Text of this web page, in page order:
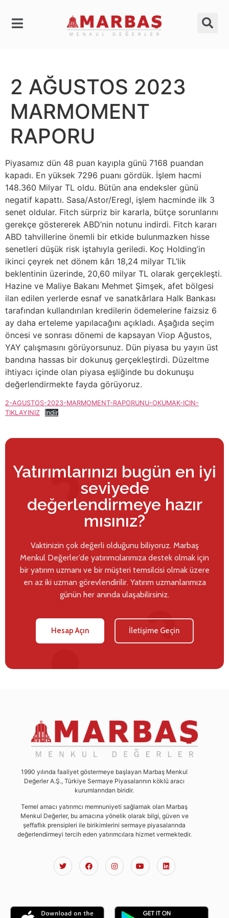
2 AĞUSTOS 2023
MARMOMENT
RAPORU
Piyasamız dün 48 puan kayıpla günü 7168 puandan
kapadı. En yüksek 7296 puanı gördük. İşlem hacmi
148.360 Milyar TL oldu. Bütün ana endeksler günü
negatif kapattı. Sasa/Astor/Eregl, işlem hacminde ilk 3
senet oldular. Fitch sürpriz bir kararla, bütçe sorunlarını
gerekçe göstererek ABD’nin notunu indirdi. Fitch kararı
ABD tahvillerine önemli bir etkide bulunmazken hisse
senetleri düşük risk iştahıyla geriledi. Koç Holding’in
ikinci çeyrek net dönem kârı 18,24 milyar TL’lik
beklentinin üzerinde, 20,60 milyar TL olarak gerçekleşti.
Hazine ve Maliye Bakanı Mehmet Şimşek, afet bölgesi
ilan edilen yerlerde esnaf ve sanatkârlara Halk Bankası
tarafından kullandırılan kredilerin ödemelerine faizsiz 6
ay daha erteleme yapılacağını açıkladı. Aşağıda seçim
öncesi ve sonrası dönemi de kapsayan Viop Ağustos,
YAY çalışmasını görüyorsunuz. Dün piyasa bu yayın üst
bandına hassas bir dokunuş gerçekleştirdi. Düzeltme
ihtiyacı içinde olan piyasa eşliğinde bu dokunuşu
değerlendirmekte fayda görüyoruz.
2-AGUSTOS-2023-MARMOMENT-RAPORUNU-OKUMAK-ICIN-
TIKLAYINIZ
İndir
Yatırımlarınızı bugün en iyi
seviyede
değerlendirmeye hazır
mısınız?
Vaktinizin çok değerli olduğunu biliyoruz. Marbaş
Menkul Değerler’de yatırımcılarımıza destek olmak için
bir yatırım uzmanı ve bir müşteri temsilcisi olmak üzere
en az iki uzman görevlendirilir. Yatırım uzmanlarımıza
günün her anında ulaşabilirsiniz.
Hesap Açın İletişime Geçin
1990 yılında faaliyet göstermeye başlayan Marbaş Menkul
Değerler A.Ş., Türkiye Sermaye Piyasalarının köklü aracı
kurumlarından biridir.
Temel amacı yatırımcı memnuniyeti sağlamak olan Marbaş
Menkul Değerler, bu amacına yönelik olarak bilgi, güven ve
şeffaflık prensipleri ile birikimlerini sermaye piyasalarında
değerlendirmeyi tercih eden yatırımcılara hizmet vermektedir.